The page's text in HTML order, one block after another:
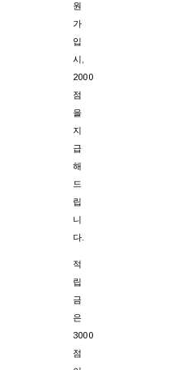
원
가
입
시,
2000
점
을
지
급
해
드
립
니
다.
적
립
금
은
3000
점